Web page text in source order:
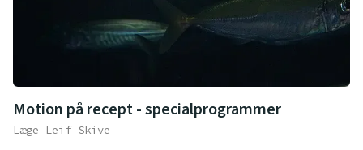
Motion på recept - specialprogrammer
Læge Leif Skive